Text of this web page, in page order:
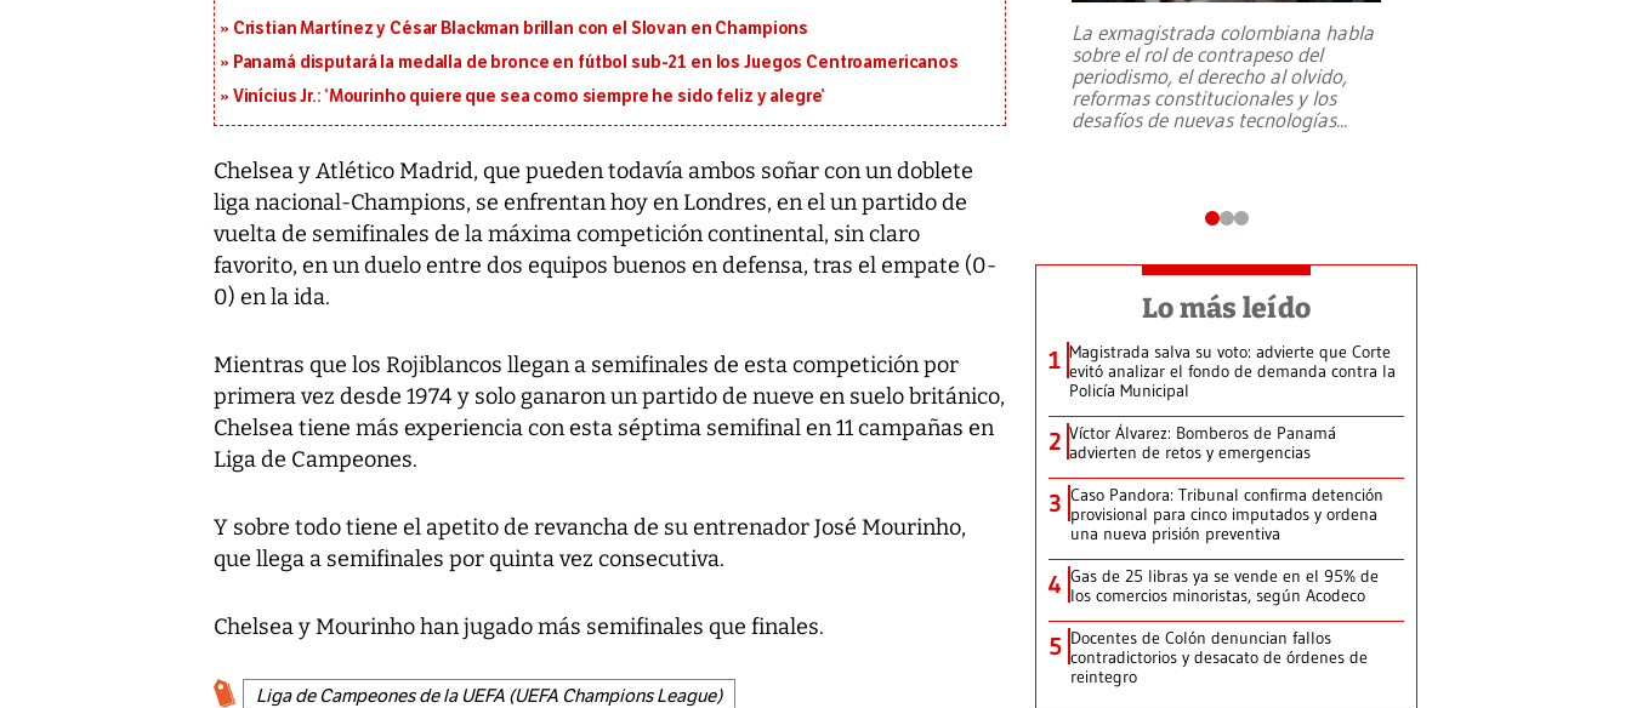
Cristian Martínez y César Blackman brillan con el Slovan en Champions
Panamá disputará la medalla de bronce en fútbol sub-21 en los Juegos Centroamericanos
Vinícius Jr.: ‘Mourinho quiere que sea como siempre he sido feliz y alegre’
Chelsea y Atlético Madrid, que pueden todavía ambos soñar con un doblete
liga nacional-Champions, se enfrentan hoy en Londres, en el un partido de
vuelta de semifinales de la máxima competición continental, sin claro
favorito, en un duelo entre dos equipos buenos en defensa, tras el empate (0-
0) en la ida.
Mientras que los Rojiblancos llegan a semifinales de esta competición por
primera vez desde 1974 y solo ganaron un partido de nueve en suelo británico,
Chelsea tiene más experiencia con esta séptima semifinal en 11 campañas en
Liga de Campeones.
Y sobre todo tiene el apetito de revancha de su entrenador José Mourinho,
que llega a semifinales por quinta vez consecutiva.
Chelsea y Mourinho han jugado más semifinales que finales.
Liga de Campeones de la UEFA (UEFA Champions League)
julio en la prefectura de Kumamoto,
al sur de Japón, provocando una
emergencia de gran...
La exmagistrada colombiana habla
sobre el rol de contrapeso del
periodismo, el derecho al olvido,
reformas constitucionales y los
desafíos de nuevas tecnologías...
Lo más leído
1 Magistrada salva su voto: advierte que Corte
evitó analizar el fondo de demanda contra la
Policía Municipal
2 Víctor Álvarez: Bomberos de Panamá
advierten de retos y emergencias
3 Caso Pandora: Tribunal confirma detención
provisional para cinco imputados y ordena
una nueva prisión preventiva
4 Gas de 25 libras ya se vende en el 95% de
los comercios minoristas, según Acodeco
5 Docentes de Colón denuncian fallos
contradictorios y desacato de órdenes de
reintegro